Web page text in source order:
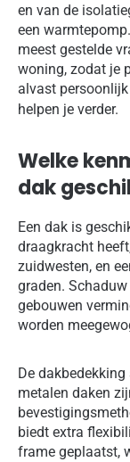
en van de
een
meest gestelde
woning, zodat je
alvast
helpen je verder.
Welke
dak
Een dak is
draagkracht
zuidwesten, en
graden.
gebouwen
worden
De
metalen daken
biedt extra
frame geplaatst,